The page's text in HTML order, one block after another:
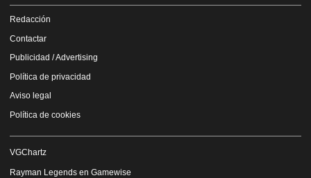
Redacción
Contactar
Publicidad / Advertising
Política de privacidad
Aviso legal
Política de cookies
VGChartz
Rayman Legends en Gamewise